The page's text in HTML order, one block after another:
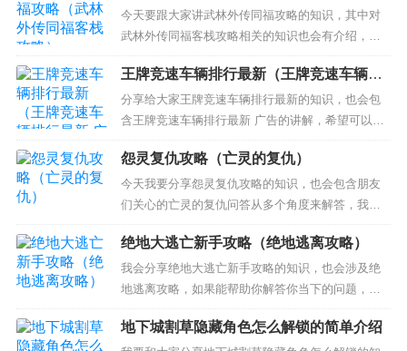
略）
今天要跟大家讲武林外传同福攻略的知识，其中对
武林外传同福客栈攻略相关的知识也会有介绍，希
望可以帮助大家解答当下的疑问！ 本文目录一览：
1、武林外传同福奇缘攻略 需要怎么玩 2、武林外传
之同福奇缘 的五种结局 都是什么要求 要怎么做 3、
同福奇缘攻略 武林外传同福奇缘攻略 4、武林外
传...
王牌竞速车辆排行最新（王牌竞速车辆排
行最新 广告）
分享给大家王牌竞速车辆排行最新的知识，也会包
含王牌竞速车辆排行最新 广告的讲解，希望可以帮
助大家解决现在的问题！ 本文目录一览： 1、《王
牌竞速》领克03强度解析 2、王牌竞速保时捷918什
么时候上线? 3、《王牌竞速》天平位赛车哈迪斯介
绍 《王牌竞速》领克03强度解析 王牌 竞速...
怨灵复仇攻略（亡灵的复仇）
今天我要分享怨灵复仇攻略的知识，也会包含朋友
们关心的亡灵的复仇问答从多个角度来解答，我希
望能够解决你现在遇到的问题！ 本文目录一览：针
对怨灵复仇攻略的内容，本站都有完整的介绍，而
更多的关于亡灵的复仇的知识也可以在本站搜索得
到。...
绝地大逃亡新手攻略（绝地逃离攻略）
我会分享绝地大逃亡新手攻略的知识，也会涉及绝
地逃离攻略，如果能帮助你解答你当下的问题，别
忘记关注我们吧！ 本文目录一览： 1、绝地求生大
逃杀怎么玩 绝地求生大逃杀新手入门攻略 2、绝地
地下城割草隐藏角色怎么解锁的简单介绍